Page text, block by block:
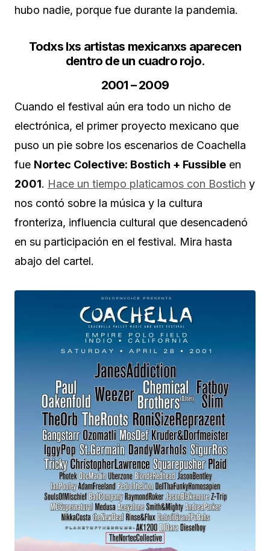
hubo nadie, porque fue durante la pandemia.
Todxs lxs artistas mexicanxs aparecen
dentro de un cuadro rojo.
2001 – 2009
Cuando el festival aún era todo un nicho de
electrónica, el primer proyecto mexicano que
puso un pie sobre los escenarios de Coachella
fue Nortec Colective: Bostich + Fussible en
2001. Hace un tiempo platicamos con Bostich y
nos contó sobre la música y la cultura
fronteriza, influencia cultural que desencadenó
en su participación en el festival. Mira hasta
abajo del cartel.